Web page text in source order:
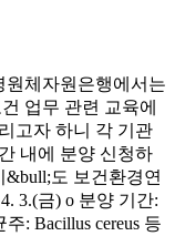
원체자원은행에서는
업무 관련 교육에
고자 하니 각 기관
내에 분양 신청하
도 보건환경연
3.(금) o 분양 기간:
: Bacillus cereus 등